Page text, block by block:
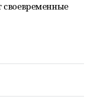
своевременные